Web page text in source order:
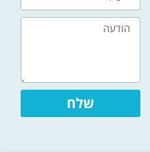
שלח